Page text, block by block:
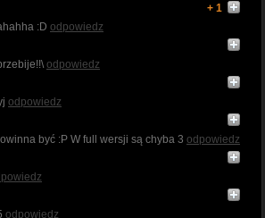
+ 1
:D odpowiedz
odpowiedz
odpowiedz
być :P W full wersji są chyba 3 odpowiedz
odpowiedz